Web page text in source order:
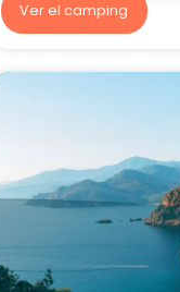
Ver el camping